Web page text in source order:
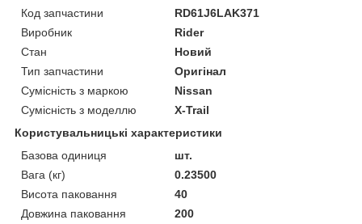
Код запчастини
RD61J6LAK371
Виробник
Rider
Стан
Новий
Тип запчастини
Оригінал
Сумісність з маркою
Nissan
Сумісність з моделлю
X-Trail
Користувальницькі характеристики
Базова одиниця
шт.
Вага (кг)
0.23500
Висота паковання
40
Довжина паковання
200